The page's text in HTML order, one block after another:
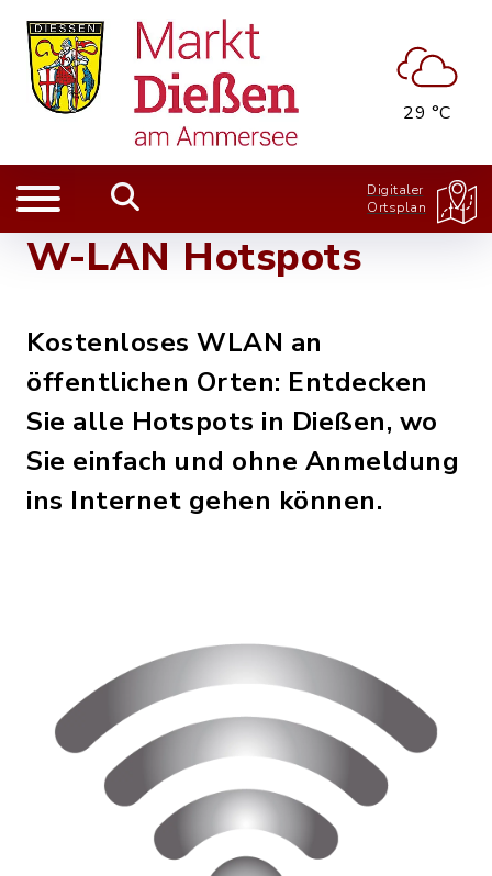
29 °C
Digitaler
Ortsplan
W-LAN Hotspots
Kostenloses WLAN an
öffentlichen Orten: Entdecken
Sie alle Hotspots in Dießen, wo
Sie einfach und ohne Anmeldung
ins Internet gehen können.